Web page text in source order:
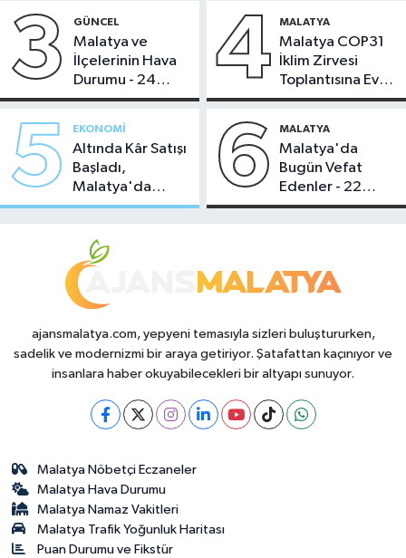
3 GÜNCEL
Malatya ve
İlçelerinin Hava
Durumu - 24
Temmuz 2026
4 MALATYA
Malatya COP31
İklim Zirvesi
Toplantısına Ev
Sahipliği Yaptı
5 EKONOMI
Altında Kâr Satışı
Başladı,
Malatya'da
Makas Ne
6 MALATYA
Malatya'da
Bugün Vefat
Edenler - 22
Temmuz 2026
ajansmalatya.com, yepyeni temasıyla sizleri buluştururken,
sadelik ve modernizmi bir araya getiriyor. Şatafattan kaçınıyor ve
insanlara haber okuyabilecekleri bir altyapı sunuyor.
Malatya Nöbetçi Eczaneler
Malatya Hava Durumu
Malatya Namaz Vakitleri
Malatya Trafik Yoğunluk Haritası
Puan Durumu ve Fikstür